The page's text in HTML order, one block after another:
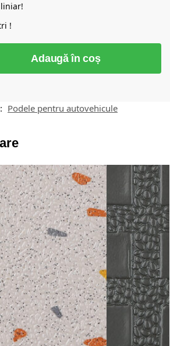
!
Adaugă în coș
Podele pentru autovehicule